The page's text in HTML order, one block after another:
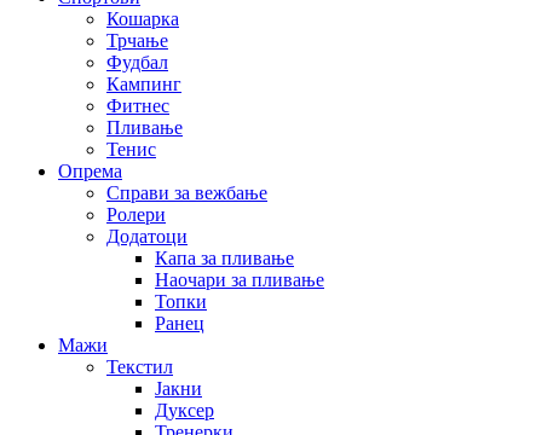
Кошарка
Трчање
Фудбал
Кампинг
Фитнес
Пливање
Тенис
Опрема
Справи за вежбање
Ролери
Додатоци
Капа за пливање
Наочари за пливање
Топки
Ранец
Мажи
Текстил
Јакни
Дуксер